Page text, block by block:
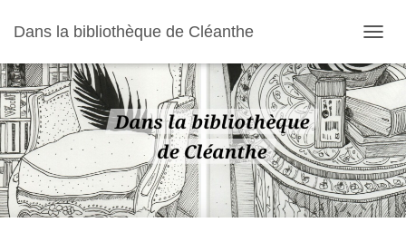
Dans la bibliothèque de Cléanthe
U
V
I
R
/
F
E
R
M